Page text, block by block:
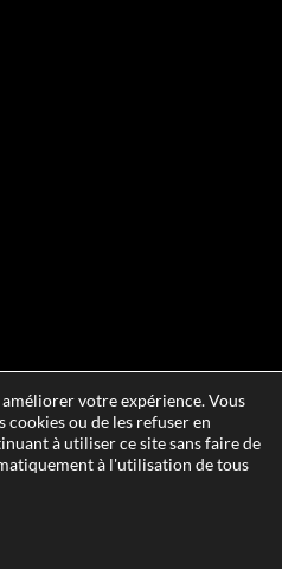
votre expérience. Vous
cookies ou de les refuser en
à utiliser ce site sans faire de
à l'utilisation de tous